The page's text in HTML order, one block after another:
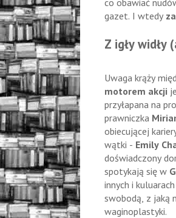
gazet. I wtedy
Z igły widły
Uwaga krąży
motorem akcji
przyłapana na
prawniczka
obiecującej
wątki - Emily
doświadczony
spotykają się w
innych i
swobodą, z jaką
waginoplastyki.